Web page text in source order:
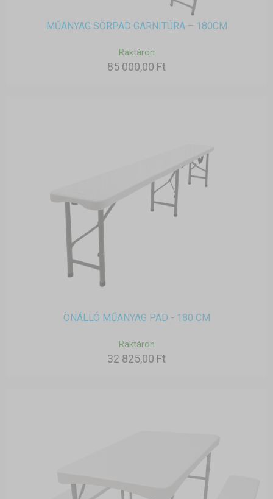
MŰANYAG SÖRPAD GARNITÚRA – 180CM
Raktáron
85 000,00 Ft
ÖNÁLLÓ MŰANYAG PAD - 180 CM
Raktáron
32 825,00 Ft